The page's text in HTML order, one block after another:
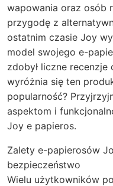
wapowania oraz osób
przygodę z
ostatnim czasie Joy
model swojego e-
zdobył liczne
wyróżnia się ten
popularność?
aspektom i
Joy e papieros.
Zalety e-papierosów
bezpieczeństwo
Wielu użytkowników